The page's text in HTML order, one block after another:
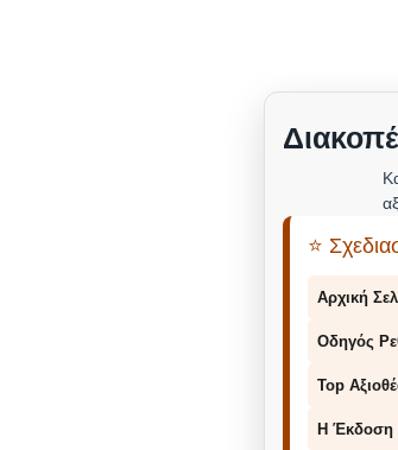
⭐
Αρχική
Οδηγός
Top
Η Έκδοση